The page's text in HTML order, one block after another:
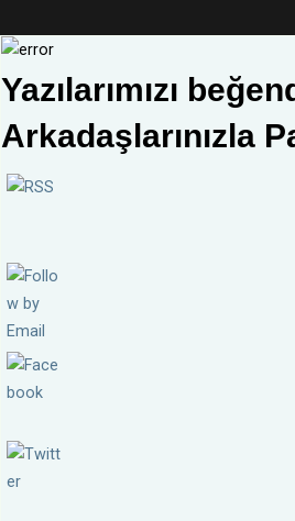
Yazılarımızı
Arkadaşlarınızla